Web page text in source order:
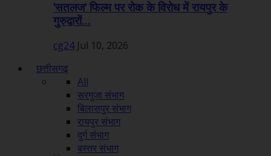
'सतलज' फिल्म पर रोक के विरोध में रायपुर के
गुरुद्वारों...
cg24 Jul 10, 2026
छत्तीसगढ़
All
सरगुजा संभाग
बिलासपुर संभाग
रायपुर संभाग
दुर्ग संभाग
बस्तर संभाग